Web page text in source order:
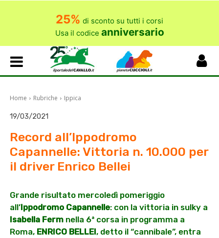
25% di sconto su tutti i corsi
Usa il codice anniversario
Home Rubriche Ippica
19/03/2021
Record all’Ippodromo
Capannelle: Vittoria n. 10.000 per
il driver Enrico Bellei
Grande risultato mercoledì pomeriggio
all’Ippodromo Capannelle: con la vittoria in sulky a
Isabella Ferm nella 6ª corsa in programma a
Roma, ENRICO BELLEI, detto il “cannibale”, entra